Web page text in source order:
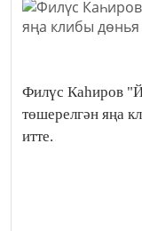
Филүс Каһиров
төшерелгән яңа
итте.